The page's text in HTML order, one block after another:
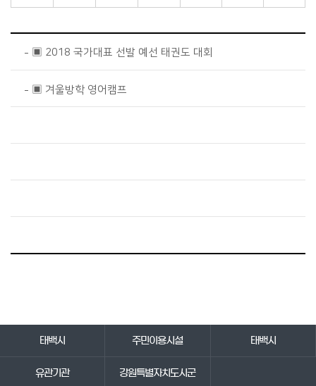
▣ 2018 국가대표 선발 예선 태권도 대회
▣ 겨울방학 영어캠프
태백시 주민이용시설 태백시
유관기관 강원특별자치도시군